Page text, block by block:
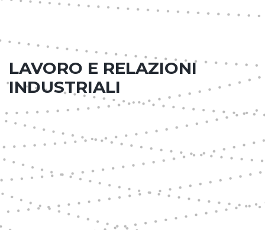
LAVORO E RELAZIONI
INDUSTRIALI